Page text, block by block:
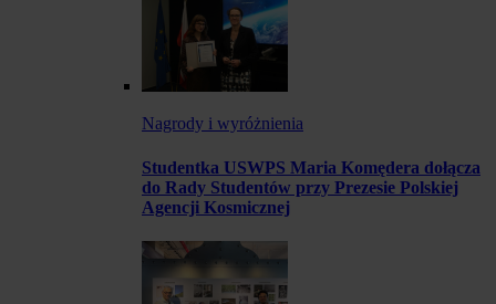
Nagrody i wyróżnienia
Studentka USWPS Maria Komędera dołącza
do Rady Studentów przy Prezesie Polskiej
Agencji Kosmicznej